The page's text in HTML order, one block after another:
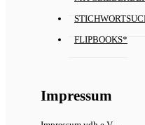
FLIPBOOKS*
Impressum